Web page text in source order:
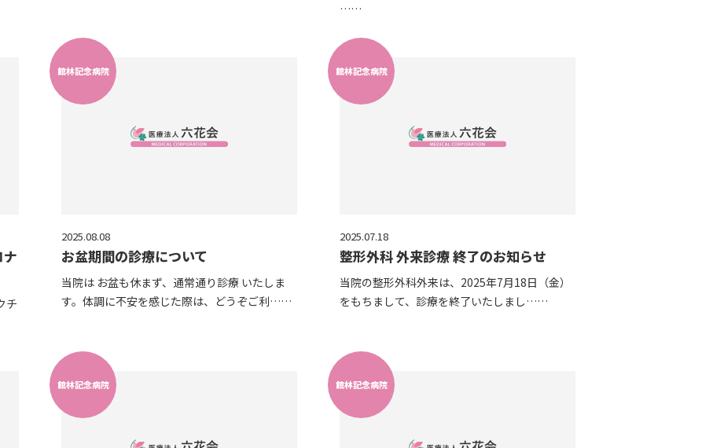
……
チ
館林記念病院
2025.08.08
お盆期間の診療について
当院は お盆も休まず、通常通り診療 いたしま
す。体調に不安を感じた際は、どうぞご利……
館林記念病院
2025.07.18
整形外科 外来診療 終了のお知らせ
当院の整形外科外来は、2025年7月18日（金）
をもちまして、診療を終了いたしまし……
館林記念病院 館林記念病院